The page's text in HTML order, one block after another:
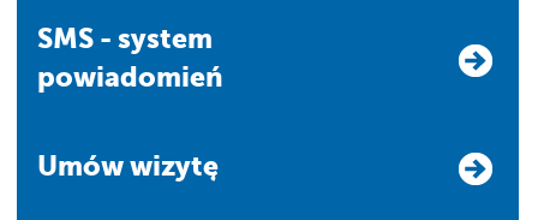
SMS - system
powiadomień
Umów wizytę